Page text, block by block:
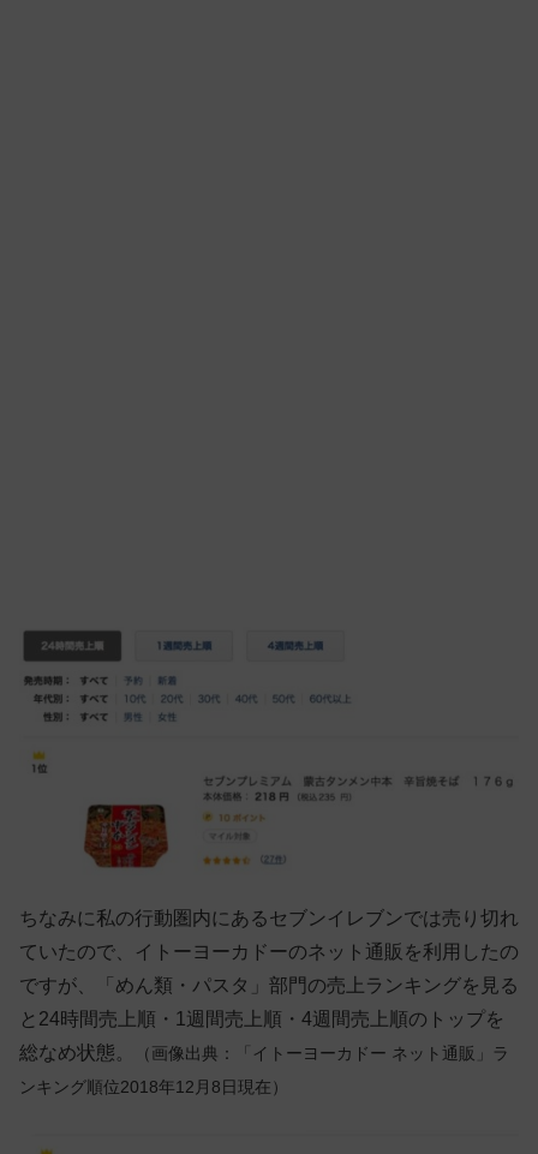
ちなみに私の行動圏内にあるセブンイレブンでは売り切れ
ていたので、イトーヨーカドーのネット通販を利用したの
ですが、「めん類・パスタ」部門の売上ランキングを見る
と24時間売上順・1週間売上順・4週間売上順のトップを
総なめ状態。
（画像出典：「イトーヨーカドー ネット通販」ラ
ンキング順位2018年12月8日現在）